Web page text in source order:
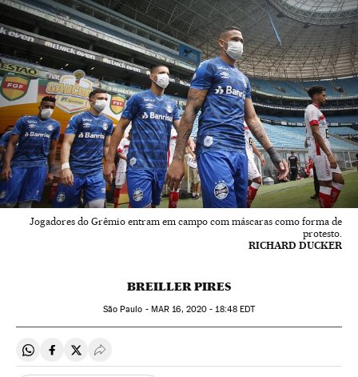
Jogadores do Grêmio entram em campo com máscaras como forma de
protesto.
RICHARD DUCKER
BREILLER PIRES
São Paulo - MAR 16, 2020 - 18:48EDT
Compartir en Whatsapp
Compartir en Facebook
Compartir en Twitter
Desplegar Redes Sociales